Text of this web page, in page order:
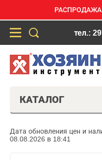
РАСПРОДАЖА
тел.:
КАТАЛОГ
Дата обновления цен и
08.08.2026 в 18:41